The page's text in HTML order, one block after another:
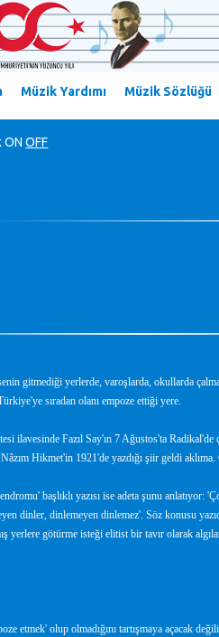
Müzik Yardımı Müzik Sözlüğü
ON OFF
gitmediği yerlerde, varoşlarda, okullarda
sıradan olanı empoze ettiği yere.
Fazıl Say'ın 7 Ağustos'ta Radikal'de
Hikmet'in 1921'de yazdığı şiir geldi
başlıklı yazısı ise adeta şunu
dinler, dinlemeyen dinlemez'. Söz konusu
götürme isteği elitist bir tavır olarak
etmek' olup olmadığını tartışmaya açacak